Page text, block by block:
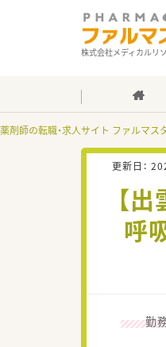
株式会社メディカルリ
薬剤師の転職・求人サイト ファルマス
更新日：
【
呼
勤